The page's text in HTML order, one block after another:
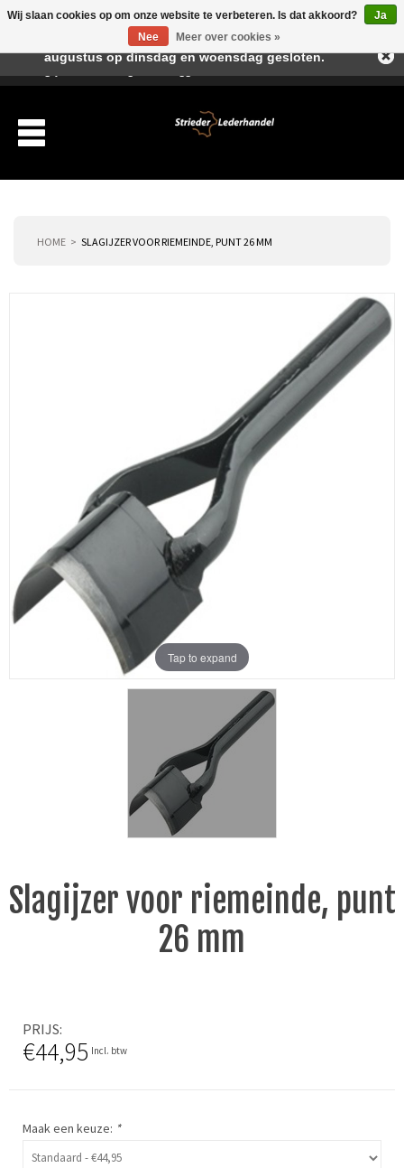
HOME SLAGIJZER VOOR RIEMEINDE, PUNT 26 MM
Tap to expand
Slagijzer voor riemeinde, punt
26 mm
PRIJS
€44,95 Incl. btw
Maak een keuze: *
Wij slaan cookies op om onze website te verbeteren. Is dat akkoord?
Ja
Nee
Meer over cookies »
Beste klant, I.v.m. de vakantieperiode zijn wij in juli en
augustus op dinsdag en woensdag gesloten.